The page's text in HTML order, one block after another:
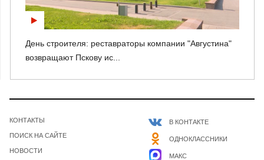
День строителя: реставраторы компании "Августина"
возвращают Пскову ис...
КОНТАКТЫ
ПОИСК НА САЙТЕ
НОВОСТИ
В КОНТАКТЕ
ОДНОКЛАССНИКИ
МАКС